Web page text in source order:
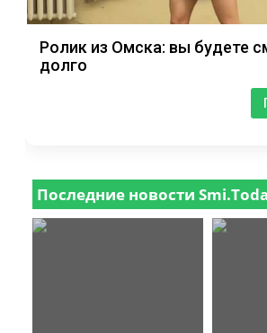
Ролик из Омска: вы будете
долго